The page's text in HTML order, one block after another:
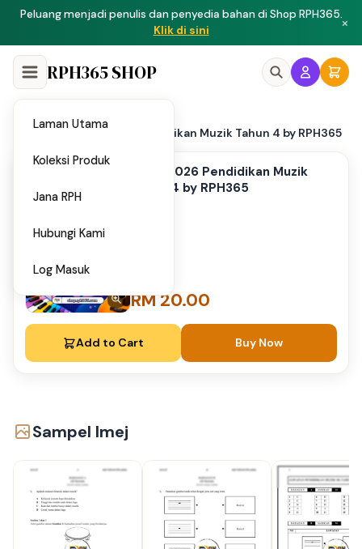
Peluang menjadi penulis dan penyedia bahan di Shop RPH365.
Klik di sini
×
Laman Utama
Koleksi Produk
Jana RPH
Hubungi Kami
Log Masuk
RPH365 SHOP
Home UPSA 2026 Pendidikan Muzik Tahun 4 by RPH365
UPSA 2026 Pendidikan Muzik
Tahun 4 by RPH365
RM 20.00
Add to Cart Buy Now
Sampel Imej